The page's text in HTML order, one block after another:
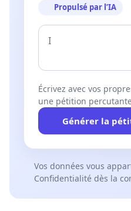
Propulsé par l’IA
Écrivez avec vos
une pétition
Générer la
Vos données vous
Confidentialité dès la